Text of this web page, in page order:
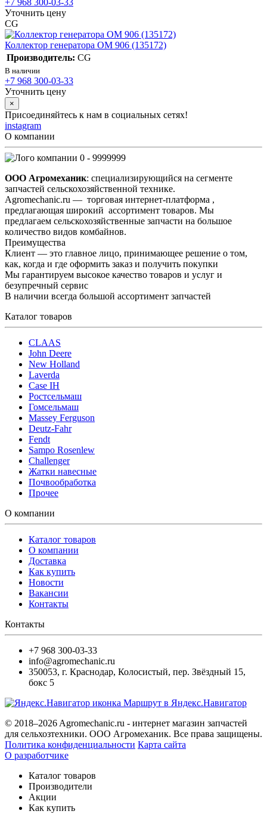
Уточнить цену
CG
Коллектор генератора OM 906 (135172)
Производитель: CG
В наличии
+7 968 300-03-33
Уточнить цену
×
Присоединяйтесь к нам в социальных сетях!
instagram
О компании
0 - 9999999
ООО Агромеханик: специализирующийся на сегменте
запчастей сельскохозяйственной технике.
Agromechanic.ru — торговая интернет-платформа ,
предлагающая широкий ассортимент товаров. Мы
предлагаем сельскохозяйственные запчасти на большое
количество видов комбайнов.
Преимущества
Клиент — это главное лицо, принимающее решение о том,
как, когда и где оформить заказ и получить покупки
Мы гарантируем высокое качество товаров и услуг и
безупречный сервис
В наличии всегда большой ассортимент запчастей
Каталог товаров
CLAAS
John Deere
New Holland
Laverda
Case IH
Ростсельмаш
Гомсельмаш
Massey Ferguson
Deutz-Fahr
Fendt
Sampo Rosenlew
Challenger
Жатки навесные
Почвообработка
Прочее
О компании
Каталог товаров
О компании
Доставка
Как купить
Новости
Вакансии
Контакты
Контакты
+7 968 300-03-33
info@agromechanic.ru
350053, г. Краснодар, Колосистый, пер. Звёздный 15,
бокс 5
Маршрут в Яндекс.Навигатор
© 2018–2026 Agromechanic.ru - интернет магазин запчастей
для сельхозтехники. ООО Агромеханик. Все права защищены.
Политика конфиденциальности Карта сайта
О разработчике
Каталог товаров
Производители
Акции
Как купить